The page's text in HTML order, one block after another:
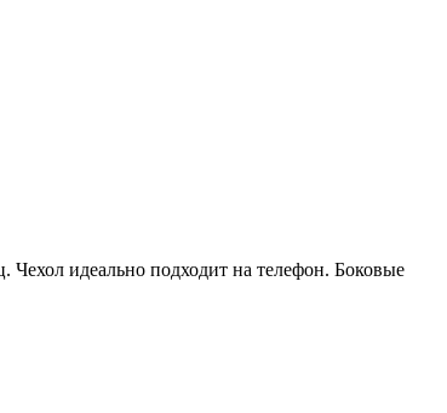
Чехол идеально подходит на телефон. Боковые